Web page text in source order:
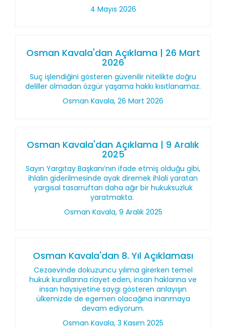
4 Mayıs 2026
Osman Kavala'dan Açıklama | 26 Mart
2026
Suç işlendiğini gösteren güvenilir nitelikte doğru
deliller olmadan özgür yaşama hakkı kısıtlanamaz.
Osman Kavala, 26 Mart 2026
Osman Kavala'dan Açıklama | 9 Aralık
2025
Sayın Yargıtay Başkanı’nın ifade etmiş olduğu gibi,
ihlalin giderilmesinde ayak diremek ihlali yaratan
yargısal tasarruftan daha ağır bir hukuksuzluk
yaratmakta.
Osman Kavala, 9 Aralık 2025
Osman Kavala'dan 8. Yıl Açıklaması
Cezaevinde dokuzuncu yılıma girerken temel
hukuk kurallarına riayet eden, insan haklarına ve
insan haysiyetine saygı gösteren anlayışın
ülkemizde de egemen olacağına inanmaya
devam ediyorum.
Osman Kavala, 3 Kasım 2025